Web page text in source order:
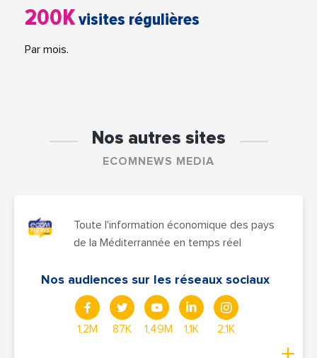
200Kvisites régulières
Par mois.
Nos autres sites
ECOMNEWS MEDIA
Toute l'information économique des pays
de la Méditerrannée en temps réel
Nos audiences sur les réseaux sociaux
1,2M 87K 1,49M 1,1K 2,1K